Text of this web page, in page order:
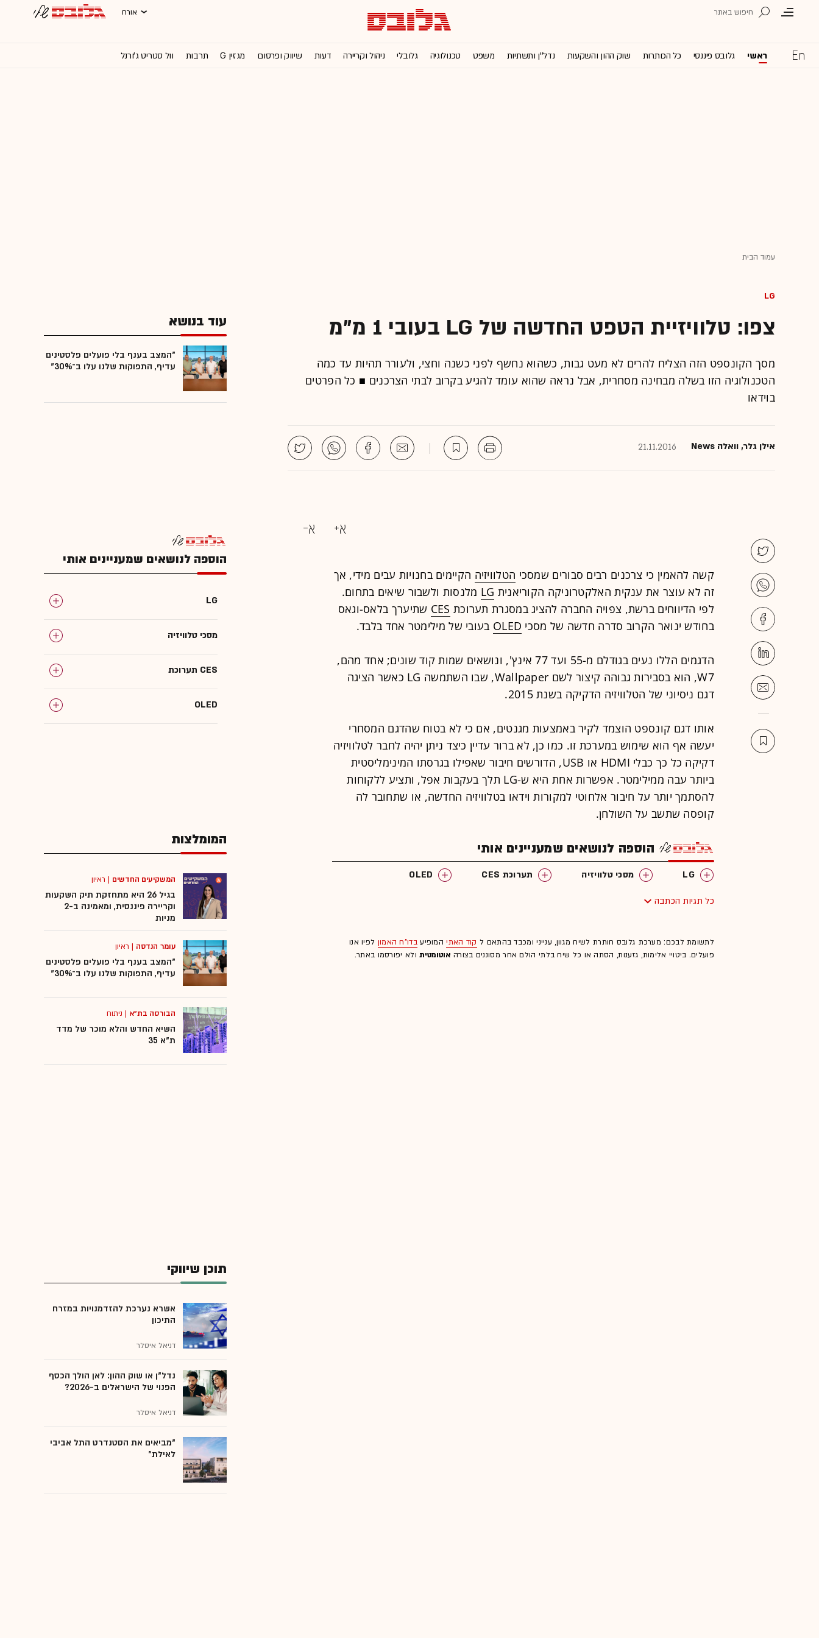
אורח
ראשי גלובס פיננסי כל הכותרות שוק ההון והשקעות נדל''ן ותשתיות משפט טכנולוגיה גלובלי ניהול וקריירה דעות שיווק ופרסום מגזין G תרבות וול סטריט ג'ורנל
עמוד הבית
LG
צפו: טלוויזיית הטפט החדשה של LG בעובי 1 מ"מ
מסך הקונספט הזה הצליח להרים לא מעט גבות, כשהוא נחשף לפני כשנה וחצי, ולעורר תהיות עד כמה
הטכנולוגיה הזו בשלה מבחינה מסחרית, אבל נראה שהוא עומד להגיע בקרוב לבתי הצרכנים ■ כל הפרטים
בוידאו
אילן גלר, וואלה News 21.11.2016
קשה להאמין כי צרכנים רבים סבורים שמסכי הטלוויזיה הקיימים בחנויות עבים מידי, אך
זה לא עוצר את ענקית האלקטרוניקה הקוריאנית LG מלנסות ולשבור שיאים בתחום.
לפי הדיווחים ברשת, צפויה החברה להציג במסגרת תערוכת CES שתיערך בלאס-וגאס
בחודש ינואר הקרוב סדרה חדשה של מסכי OLED בעובי של מילימטר אחד בלבד.
הדגמים הללו נעים בגודלם מ-55 ועד 77 אינץ', ונושאים שמות קוד שונים; אחד מהם,
W7, הוא בסבירות גבוהה קיצור לשם Wallpaper, שבו השתמשה LG כאשר הציגה
דגם ניסיוני של הטלוויזיה הדקיקה בשנת 2015.
אותו דגם קונספט הוצמד לקיר באמצעות מגנטים, אם כי לא בטוח שהדגם המסחרי
יעשה אף הוא שימוש במערכת זו. כמו כן, לא ברור עדיין כיצד ניתן יהיה לחבר לטלוויזיה
דקיקה כל כך כבלי HDMI או USB, הדורשים חיבור שאפילו בגרסתו המינימליסטית
ביותר עבה ממילימטר. אפשרות אחת היא ש-LG תלך בעקבות אפל, ותציע ללקוחות
להסתמך יותר על חיבור אלחוטי למקורות וידאו בטלוויזיה החדשה, או שתחובר לה
קופסה שתשב על השולחן.
הוספה לנושאים שמעניינים אותי
LG מסכי טלוויזיה תערוכת CES OLED
כל תגיות הכתבה
לתשומת לבכם: מערכת גלובס חותרת לשיח מגוון, ענייני ומכבד בהתאם ל קוד האתיהמופיעבדו"ח האמון לפיו אנו
פועלים. ביטויי אלימות, גזענות, הסתה או כל שיח בלתי הולם אחר מסוננים בצורה אוטומטיתולא יפורסמו באתר.
עוד בנושא
"המצב בענף בלי פועלים פלסטינים
עדיף, התפוקות שלנו עלו ב־30%"
הוספה לנושאים שמעניינים אותי
LG
מסכי טלוויזיה
תערוכת CES
OLED
המומלצות
המשקיעים החדשים | ראיון
בגיל 26 היא מתחזקת תיק השקעות
וקריירה פיננסית, ומאמינה ב-2
מניות
עומר הנדסה | ראיון
"המצב בענף בלי פועלים פלסטינים
עדיף, התפוקות שלנו עלו ב־30%"
הבורסה בת"א | ניתוח
השיא החדש והלא מוכר של מדד
ת"א 35
תוכן שיווקי
אשרא נערכת להזדמנויות במזרח
התיכון
דניאל איסלר
נדל"ן או שוק ההון: לאן הולך הכסף
הפנוי של הישראלים ב-2026?
דניאל איסלר
"מביאים את הסטנדרט התל אביבי
לאילת"